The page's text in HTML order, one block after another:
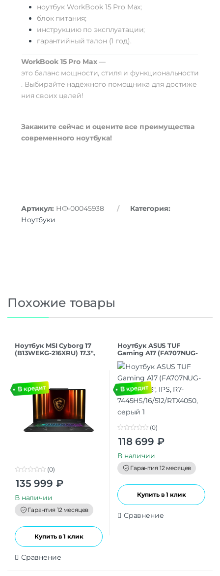
ноутбук WorkBook15Pro Max;
блокпитания;
инструкциюпо эксплуатации;
гарантийный талон (1 год).
WorkBook15ProMax—
это баланс мощности, стиля и функциональности
. Выбирайте надёжного помощника для достиже
ния своихцелей!
Закажитесейчаси оценитевсе преимущества
современного ноутбука!
Артикул: НФ-00045938
Категория:
Ноутбуки
Похожие товары
Ноутбук MSI Cyborg 17
(B13WEKG-216XRU) 17.3″,
t
o
f
5
(0)
135 999 ₽
В наличии
Гарантия 12 месяцев
Купить в 1 клик
Сравнение
Ноутбук ASUS TUF
Gaming A17 (FA707NUG-
HX149) 17.3″, IPS, R7-
7445HS/16/512/RTX4050,
серый
t
o
f
5
(0)
118 699 ₽
В наличии
Гарантия 12 месяцев
Купить в 1 клик
Сравнение